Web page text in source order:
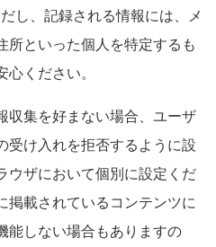
し、記録される情報には、メ
所といった個人を特定するも
ください。
収集を好まない場合、ユーザ
受け入れを拒否するように設
ウザにおいて個別に設定くだ
掲載されているコンテンツに
能しない場合もありますの